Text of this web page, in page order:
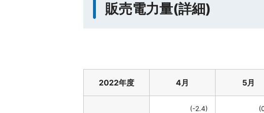
販売電力量(詳細)
2022年度 4月 5月
(-2.4)